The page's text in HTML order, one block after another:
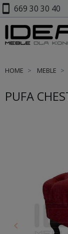
smartphone 669 30 30 40
HOME MEBLE
PUFA
Poprzedni
keyboard_arrow_left